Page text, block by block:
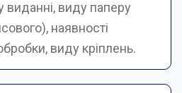
виданні, виду паперу
наявності
виду кріплень.